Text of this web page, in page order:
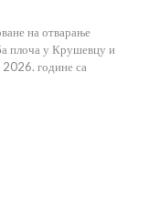
на отварање
плоча у Крушевцу и
2026. године са